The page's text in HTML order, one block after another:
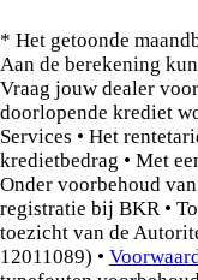
* Het getoonde
Aan de berekening
Vraag jouw dealer
doorlopende krediet
Services • Het
kredietbedrag • Met
Onder voorbehoud
registratie bij BKR •
toezicht van de
12011089) •